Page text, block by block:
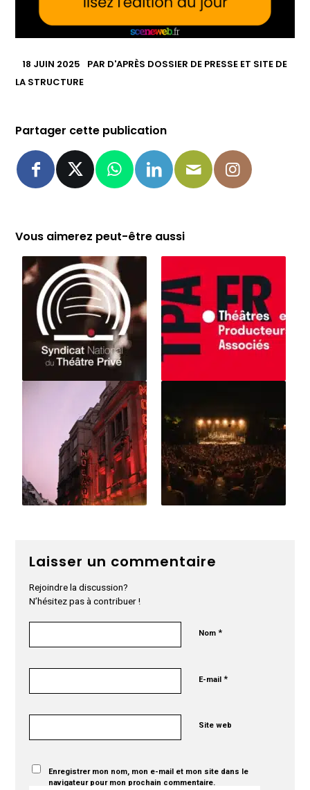
18 JUIN 2025 PAR D'APRÈS DOSSIER DE PRESSE ET SITE DE
LA STRUCTURE
Partager cette publication
Vous aimerez peut-être aussi
Laisser un commentaire
Rejoindre la discussion?
N’hésitez pas à contribuer !
Nom*
E-mail*
Site web
Enregistrer mon nom, mon e-mail et mon site dans le
navigateur pour mon prochain commentaire.